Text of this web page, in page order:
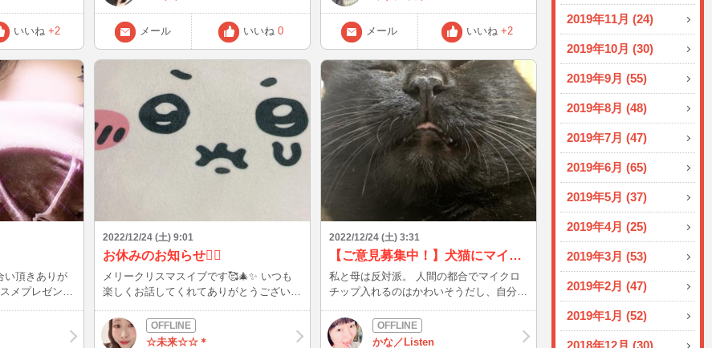
2019年11月 (24)
2019年10月 (30)
2019年9月 (55)
2019年8月 (48)
2019年7月 (47)
2019年6月 (65)
2019年5月 (37)
2019年4月 (25)
2019年3月 (53)
2019年2月 (47)
2019年1月 (52)
2018年12月 (30)
いいね +2
ールくれた殿方の皆様 本当にありがとう
（＞＜。） 来週は木曜日まで・・・イン
がんばるね！！ 待ち合わせのメールもま
ってます♪
メール いいね 0 メール いいね +2
2022/12/24 (土) 9:01
お休みのお知らせ🙇‍♀️
メリークリスマスイブです🥰🎄✨ いつも
楽しくお話してくれてありがとうございま
すが、都合により今日12/24から1/9までチ
ャットをお休みいたします🥲 チャットで
☆未来☆☆＊
2022/12/24 (土) 3:31
【ご意見募集中！】犬猫にマイクロチップ入れるのは賛成？反対？
私と母は反対派。 人間の都合でマイクロ
チップ入れるのはかわいそうだし、自分が
だなって思っちゃう(;^_^A 体の負荷与えた
くないし、ストレスに変わりないから。
かな／Listen